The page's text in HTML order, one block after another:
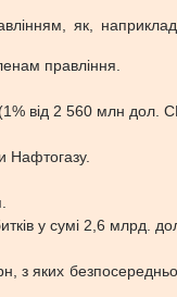
як,
правління.
(1% від 2 560 млн дол.
Нафтогазу.
у сумі 2,6 млрд.
з яких